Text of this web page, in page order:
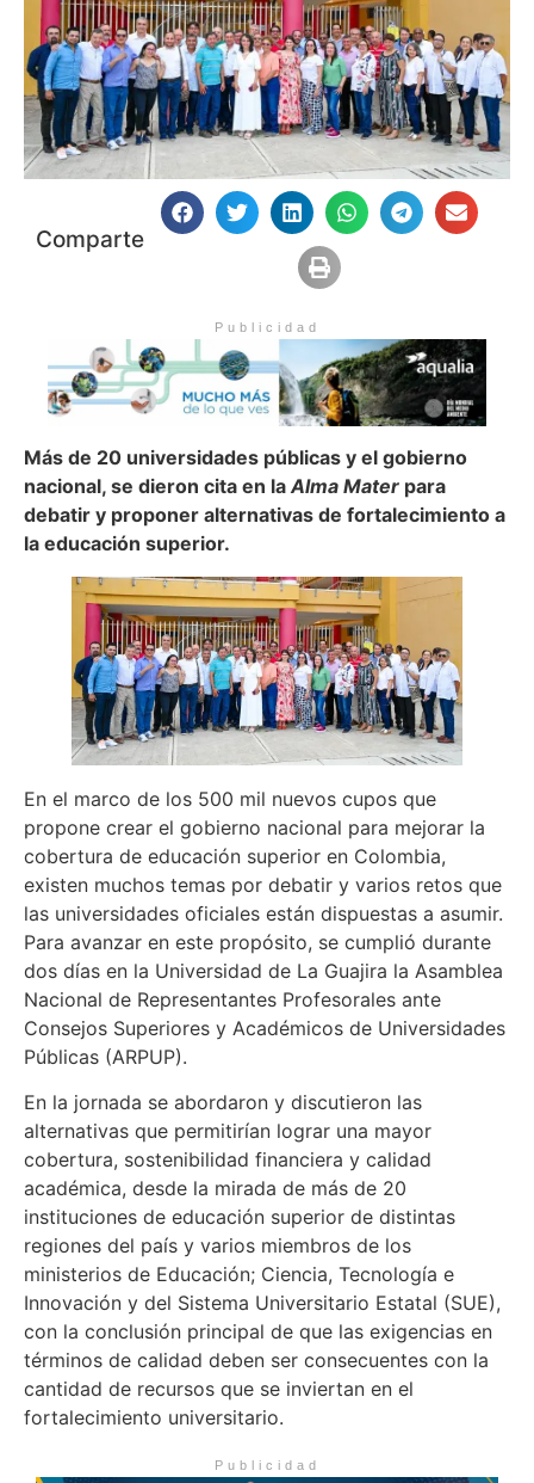
Comparte
Publicidad
Más de 20 universidades públicas y el gobierno
nacional, se dieron cita en laAlma Mater para
debatir y proponer alternativas de fortalecimiento a
la educación superior.
En el marco de los 500 mil nuevos cupos que
propone crear el gobierno nacional para mejorar la
cobertura de educación superior en Colombia,
existen muchos temas por debatir y varios retos que
las universidades oficiales están dispuestas a asumir.
Para avanzar en este propósito, se cumplió durante
dos días en la Universidad de La Guajira la Asamblea
Nacional de Representantes Profesorales ante
Consejos Superiores y Académicos de Universidades
Públicas (ARPUP).
En la jornada se abordaron y discutieron las
alternativas que permitirían lograr una mayor
cobertura, sostenibilidad financiera y calidad
académica, desde la mirada de más de 20
instituciones de educación superior de distintas
regiones del país y varios miembros de los
ministerios de Educación; Ciencia, Tecnología e
Innovación y del Sistema Universitario Estatal (SUE),
con la conclusión principal de que las exigencias en
términos de calidad deben ser consecuentes con la
cantidad de recursos que se inviertan en el
fortalecimiento universitario.
Publicidad